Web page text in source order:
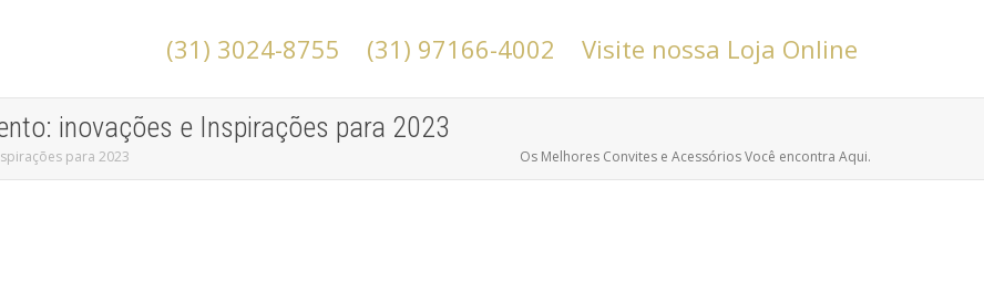
(31) 3024-8755 (31) 97166-4002 Visite nossa Loja Online
inovações e Inspirações para 2023
para 2023 Os Melhores Convites e Acessórios Você encontra Aqui.